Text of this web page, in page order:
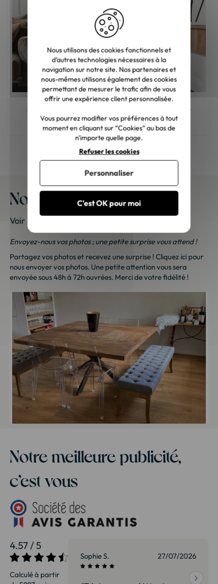
Meuble en bois : comment choisir la bonne
teinte ?
Nos meubles chez vous
Voir les photos de nos clients
Envoyez-nous vos photos ; une petite surprise vous attend !
Partagez vos photos et recevez une surprise ! Cliquez ici pour
nous envoyer vos photos. Une petite attention vous sera
envoyée sous 48h à 72h ouvrées. Merci de votre fidélité !
Notre meilleure publicité,
c’est vous
4.57 / 5
Calculé à partir
27/07/2026 Sophie S. 27/07/2026
Nous utilisons des cookies fonctionnels et
d’autres technologies nécessaires à la
navigation sur notre site. Nos partenaires et
nous-mêmes utilisons également des cookies
permettant de mesurer le trafic afin de vous
offrir une expérience client personnalisée.
Vous pourrez modifier vos préférences à tout
moment en cliquant sur “Cookies” au bas de
n'importe quelle page.
C'est OK pour moi
Refuser les cookies
Personnaliser